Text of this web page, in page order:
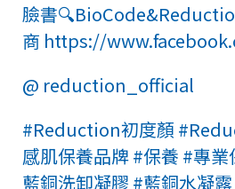
臉書
商 https://
@ reduction_official
#Reduction初度顏
感肌保養品牌#保養 #專業
藍銅洗卸凝膠 #藍銅水凝露